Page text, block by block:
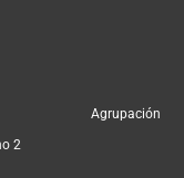
Agrupación
2